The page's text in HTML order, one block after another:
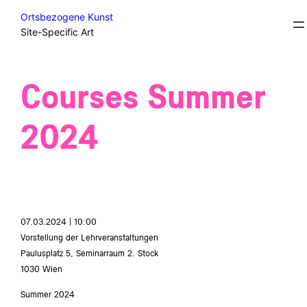
SkipCourses
Courses Summer
2024
07.03.2024 | 10:00
Vorstellung der Lehrveranstaltungen
Paulusplatz 5, Seminarraum 2. Stock
1030 Wien
Summer 2024
Ortsbezogene Kunst
Site-Specific Art